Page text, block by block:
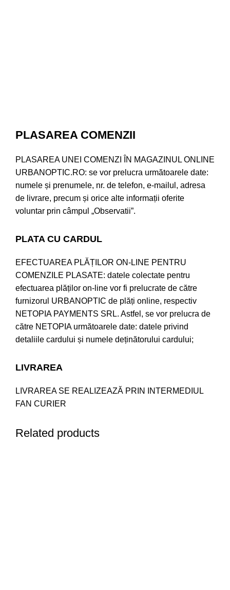
PLASAREA COMENZII
PLASAREA UNEI COMENZI ÎN MAGAZINUL ONLINE
URBANOPTIC.RO: se vor prelucra următoarele date:
numele și prenumele, nr. de telefon, e-mailul, adresa
de livrare, precum și orice alte informații oferite
voluntar prin câmpul „Observatii”.
PLATA CU CARDUL
EFECTUAREA PLĂȚILOR ON-LINE PENTRU
COMENZILE PLASATE: datele colectate pentru
efectuarea plăților on-line vor fi prelucrate de către
furnizorul URBANOPTIC de plăți online, respectiv
NETOPIA PAYMENTS SRL. Astfel, se vor prelucra de
către NETOPIA următoarele date: datele privind
detaliile cardului și numele deținătorului cardului;
LIVRAREA
LIVRAREA SE REALIZEAZĂ PRIN INTERMEDIUL
FAN CURIER
Related products